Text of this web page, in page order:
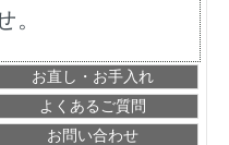
。
お直し・お手入れ
よくあるご質問
お問い合わせ